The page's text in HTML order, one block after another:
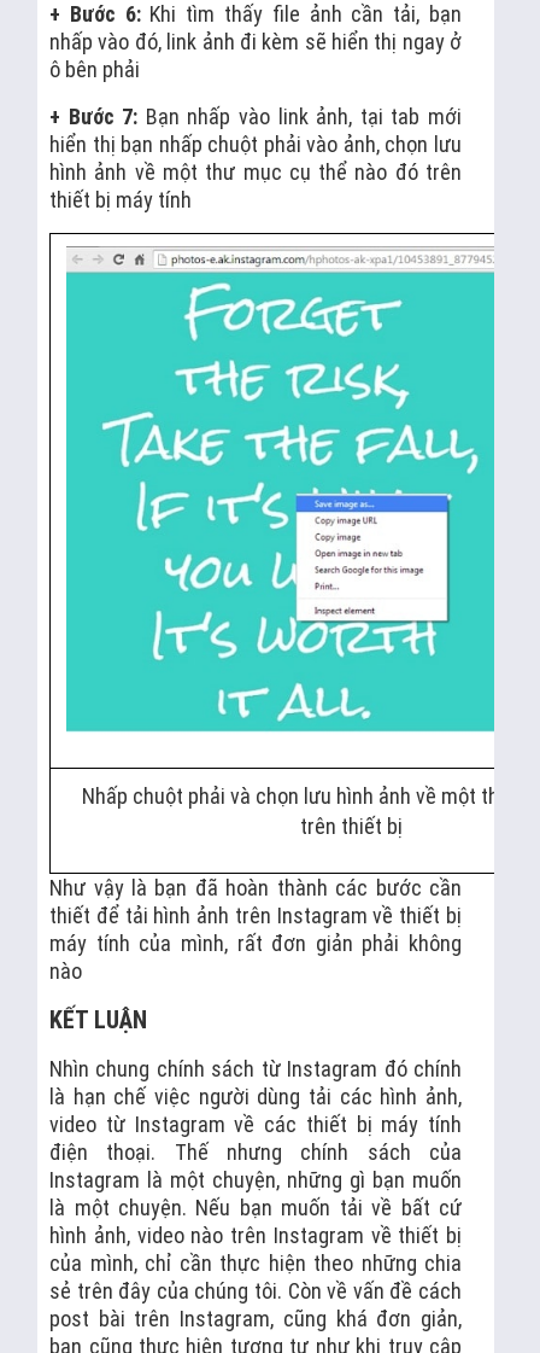
+ Bước 6: Khi tìm thấy file ảnh cần tải, bạn
nhấp vào đó, link ảnh đi kèm sẽ hiển thị ngay ở
ô bên phải
+ Bước 7: Bạn nhấp vào link ảnh, tại tab mới
hiển thị bạn nhấp chuột phải vào ảnh, chọn lưu
hình ảnh về một thư mục cụ thể nào đó trên
thiết bị máy tính
Nhấp chuột phải và chọn lưu hình ảnh về một thư
trên thiết bị
Như vậy là bạn đã hoàn thành các bước cần
thiết để tải hình ảnh trên Instagram về thiết bị
máy tính của mình, rất đơn giản phải không
nào
KẾT LUẬN
Nhìn chung chính sách từ Instagram đó chính
là hạn chế việc người dùng tải các hình ảnh,
video từ Instagram về các thiết bị máy tính
điện thoại. Thế nhưng chính sách của
Instagram là một chuyện, những gì bạn muốn
là một chuyện. Nếu bạn muốn tải về bất cứ
hình ảnh, video nào trên Instagram về thiết bị
của mình, chỉ cần thực hiện theo những chia
sẻ trên đây của chúng tôi. Còn về vấn đề cách
post bài trên Instagram, cũng khá đơn giản,
bạn cũng thực hiện tương tự như khi truy cập